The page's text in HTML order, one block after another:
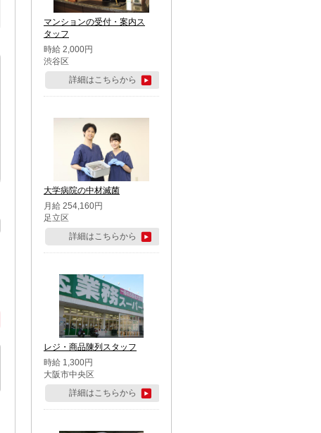
マンションの受付・案内ス
タッフ
時給 2,000円
渋谷区
詳細はこちらから
大学病院の中材滅菌
月給 254,160円
足立区
詳細はこちらから
レジ・商品陳列スタッフ
時給 1,300円
大阪市中央区
詳細はこちらから